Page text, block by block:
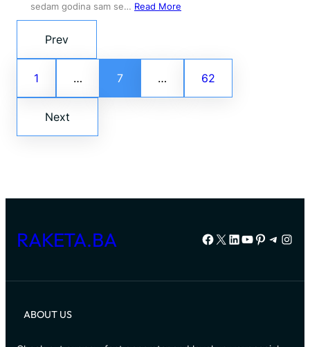
sedam godina sam se… Read More
Prev
1 … 7 … 62
Next
RAKETA.BA Facebook
X LinkedIn
YouTube
Pinterest
ABOUT US